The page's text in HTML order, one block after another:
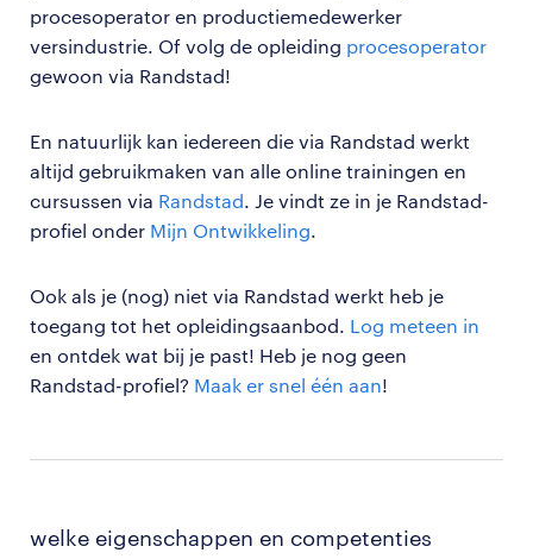
procesoperator en productiemedewerker
versindustrie. Of volg de opleiding procesoperator
gewoon via Randstad!
En natuurlijk kan iedereen die via Randstad werkt
altijd gebruikmaken van alle online trainingen en
cursussen via Randstad. Je vindt ze in je Randstad-
profiel onder Mijn Ontwikkeling.
Ook als je (nog) niet via Randstad werkt heb je
toegang tot het opleidingsaanbod. Log meteen in
en ontdek wat bij je past! Heb je nog geen
Randstad-profiel? Maak er snel één aan!
welke eigenschappen en competenties